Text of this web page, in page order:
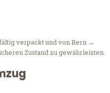
verpackt und von Bern →
Zustand zu gewährleisten.